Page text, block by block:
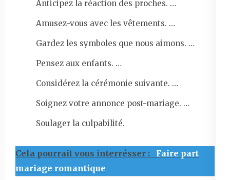
Anticipez la réaction des proches. …
Amusez-vous avec les vêtements. …
Gardez les symboles que nous aimons. …
Pensez aux enfants. …
Considérez la cérémonie suivante. …
Soignez votre annonce post-mariage. …
Soulager la culpabilité.
Cela pourrait vous interrésser :
Faire part
mariage romantique